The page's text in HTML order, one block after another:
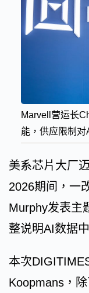
Marvell营运长
能，供应限制
美系芯片大厂
2026期间，一
Murphy发表主
整说明AI数据
本次
Koopmans，